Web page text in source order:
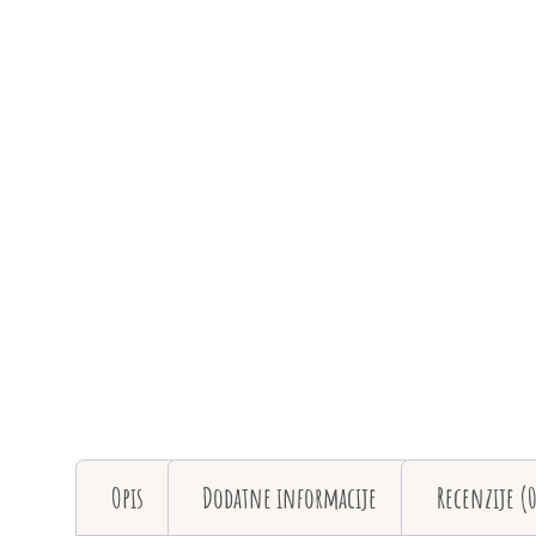
Opis Dodatne informacije Recenzije